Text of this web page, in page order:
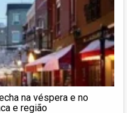
na véspera e no
e região